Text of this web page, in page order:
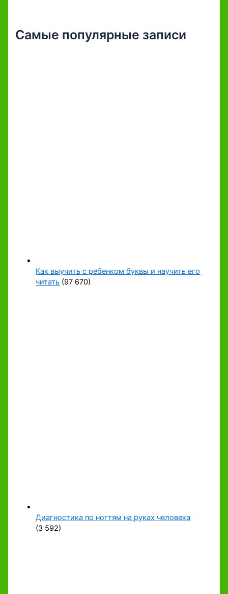
Самые популярные записи
Как выучить с ребенком буквы и научить его
читать (97 670)
Диагностика по ногтям на руках человека
(3 592)